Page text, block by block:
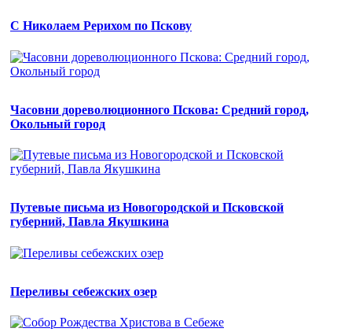
С Николаем Рерихом по Пскову
Часовни дореволюционного Пскова: Средний город,
Окольный город
Путевые письма из Новогородской и Псковской
губерний, Павла Якушкина
Переливы себежских озер